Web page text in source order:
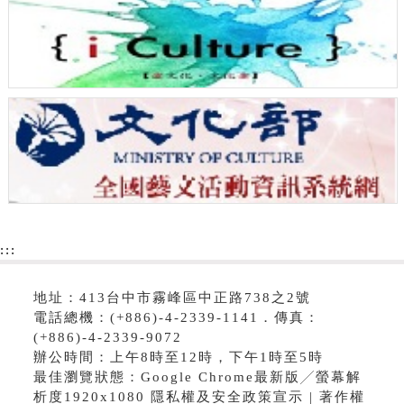
:::
地址：413台中市霧峰區中正路738之2號
電話總機：(+886)-4-2339-1141．傳真：
(+886)-4-2339-9072
辦公時間：上午8時至12時，下午1時至5時
最佳瀏覽狀態：Google Chrome最新版╱螢幕解
析度1920x1080 隱私權及安全政策宣示 | 著作權